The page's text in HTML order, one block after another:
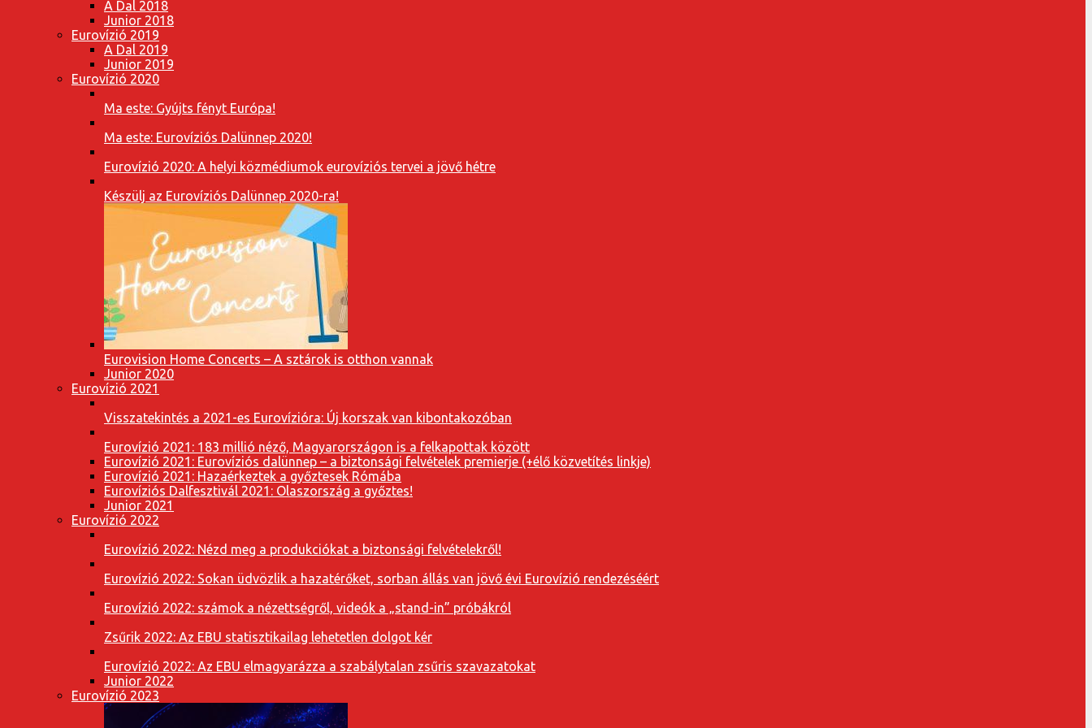
A Dal 2018
Junior 2018
Eurovízió 2019
A Dal 2019
Junior 2019
Eurovízió 2020
Ma este: Gyújts fényt Európa!
Ma este: Eurovíziós Dalünnep 2020!
Eurovízió 2020: A helyi közmédiumok eurovíziós tervei a jövő hétre
Készülj az Eurovíziós Dalünnep 2020-ra!
Eurovision Home Concerts – A sztárok is otthon vannak
Junior 2020
Eurovízió 2021
Visszatekintés a 2021-es Eurovízióra: Új korszak van kibontakozóban
Eurovízió 2021: 183 millió néző, Magyarországon is a felkapottak között
Eurovízió 2021: Eurovíziós dalünnep – a biztonsági felvételek premierje (+élő közvetítés linkje)
Eurovízió 2021: Hazaérkeztek a győztesek Rómába
Eurovíziós Dalfesztivál 2021: Olaszország a győztes!
Junior 2021
Eurovízió 2022
Eurovízió 2022: Nézd meg a produkciókat a biztonsági felvételekről!
Eurovízió 2022: Sokan üdvözlik a hazatérőket, sorban állás van jövő évi Eurovízió rendezéséért
Eurovízió 2022: számok a nézettségről, videók a „stand-in” próbákról
Zsűrik 2022: Az EBU statisztikailag lehetetlen dolgot kér
Eurovízió 2022: Az EBU elmagyarázza a szabálytalan zsűris szavazatokat
Junior 2022
Eurovízió 2023